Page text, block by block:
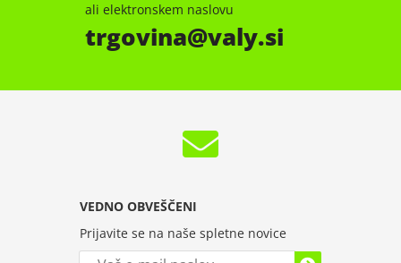
ali elektronskem naslovu
trgovina valy.si
VEDNO OBVEŠČENI
Prijavite se na naše spletne novice